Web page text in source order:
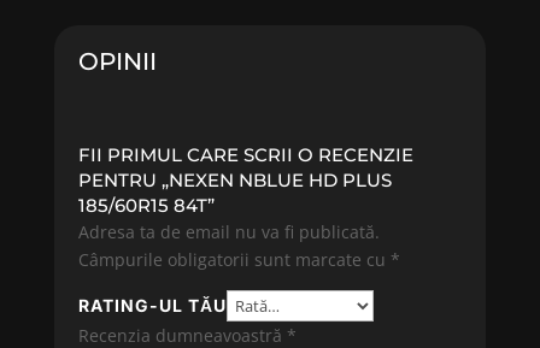
OPINII
FII PRIMUL CARE SCRII O RECENZIE
PENTRU „NEXEN NBLUE HD PLUS
185/60R15 84T”
Adresa ta de email nu va fi publicată.
Câmpurile obligatorii sunt marcate cu *
RATING-UL TĂU
Recenzia dumneavoastră *